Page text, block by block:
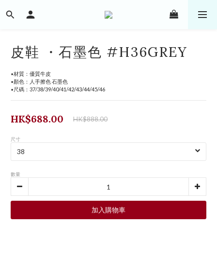
皮鞋 ・石墨色 #H36GREY
▪️材質：優質牛皮
▪️顏色：人手擦色 石墨色
▪️尺碼：37/38/39/40/41/42/43/44/45/46
HK$688.00 HK$888.00
尺寸
數量
加入購物車